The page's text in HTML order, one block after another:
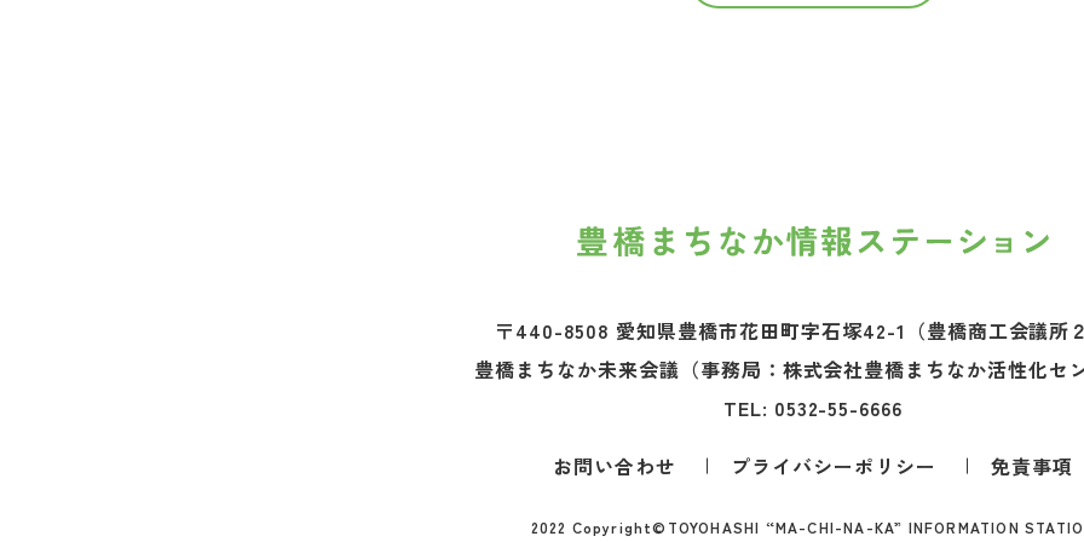
〒440-8508 愛知県豊橋市花田町字石塚42-1 （豊橋商工会議所
豊橋まちなか未来会議 （事務局：株式会社豊橋まちなか活性化セ
TEL: 0532-55-6666
お問い合わせ
プライバシーポリシー 免責事項
2022 Copyright© TOYOHASHI “MA-CHI-NA-KA” INFORMATION